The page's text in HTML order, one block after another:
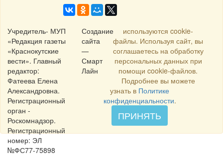
Учредитель- МУП
«Редакция газеты
«Краснокутские
вести». Главный
редактор:
Фатеева Елена
Александровна.
Регистрационный
орган -
Роскомнадзор.
Регистрационный
номер: ЭЛ
№ФС77-75898
Создание
сайта
—
Смарт
Лайн
используются cookie-
файлы. Используя сайт, вы
соглашаетесь на обработку
персональных данных при
помощи cookie-файлов.
Подробнее вы можете
узнать в Политике
конфиденциальности.
ПРИНЯТЬ